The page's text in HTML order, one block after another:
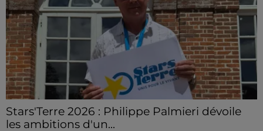
Stars'Terre 2026 : Philippe Palmieri dévoile
les ambitions d'un...